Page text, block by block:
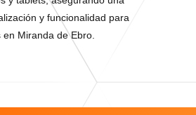
y funcionalidad para
en Miranda de Ebro.